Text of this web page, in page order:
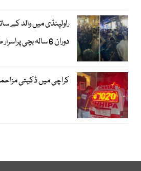
راولپنڈی میں والد کے
دوران 6 سالہ بچی پراسرار طور پر لاپتا
کراچی میں ڈکیتی